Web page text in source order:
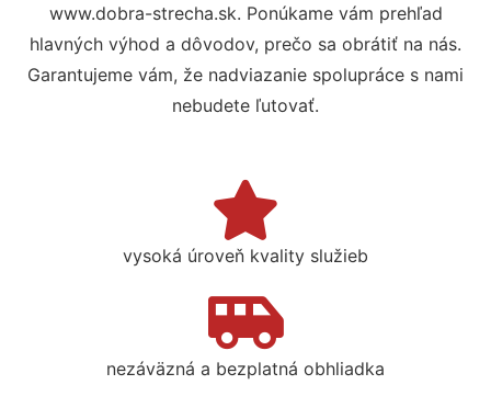
www.dobra-strecha.sk. Ponúkame vám prehľad
hlavných výhod a dôvodov, prečo sa obrátiť na nás.
Garantujeme vám, že nadviazanie spolupráce s nami
nebudete ľutovať.
vysoká úroveň kvality služieb
nezáväzná a bezplatná obhliadka